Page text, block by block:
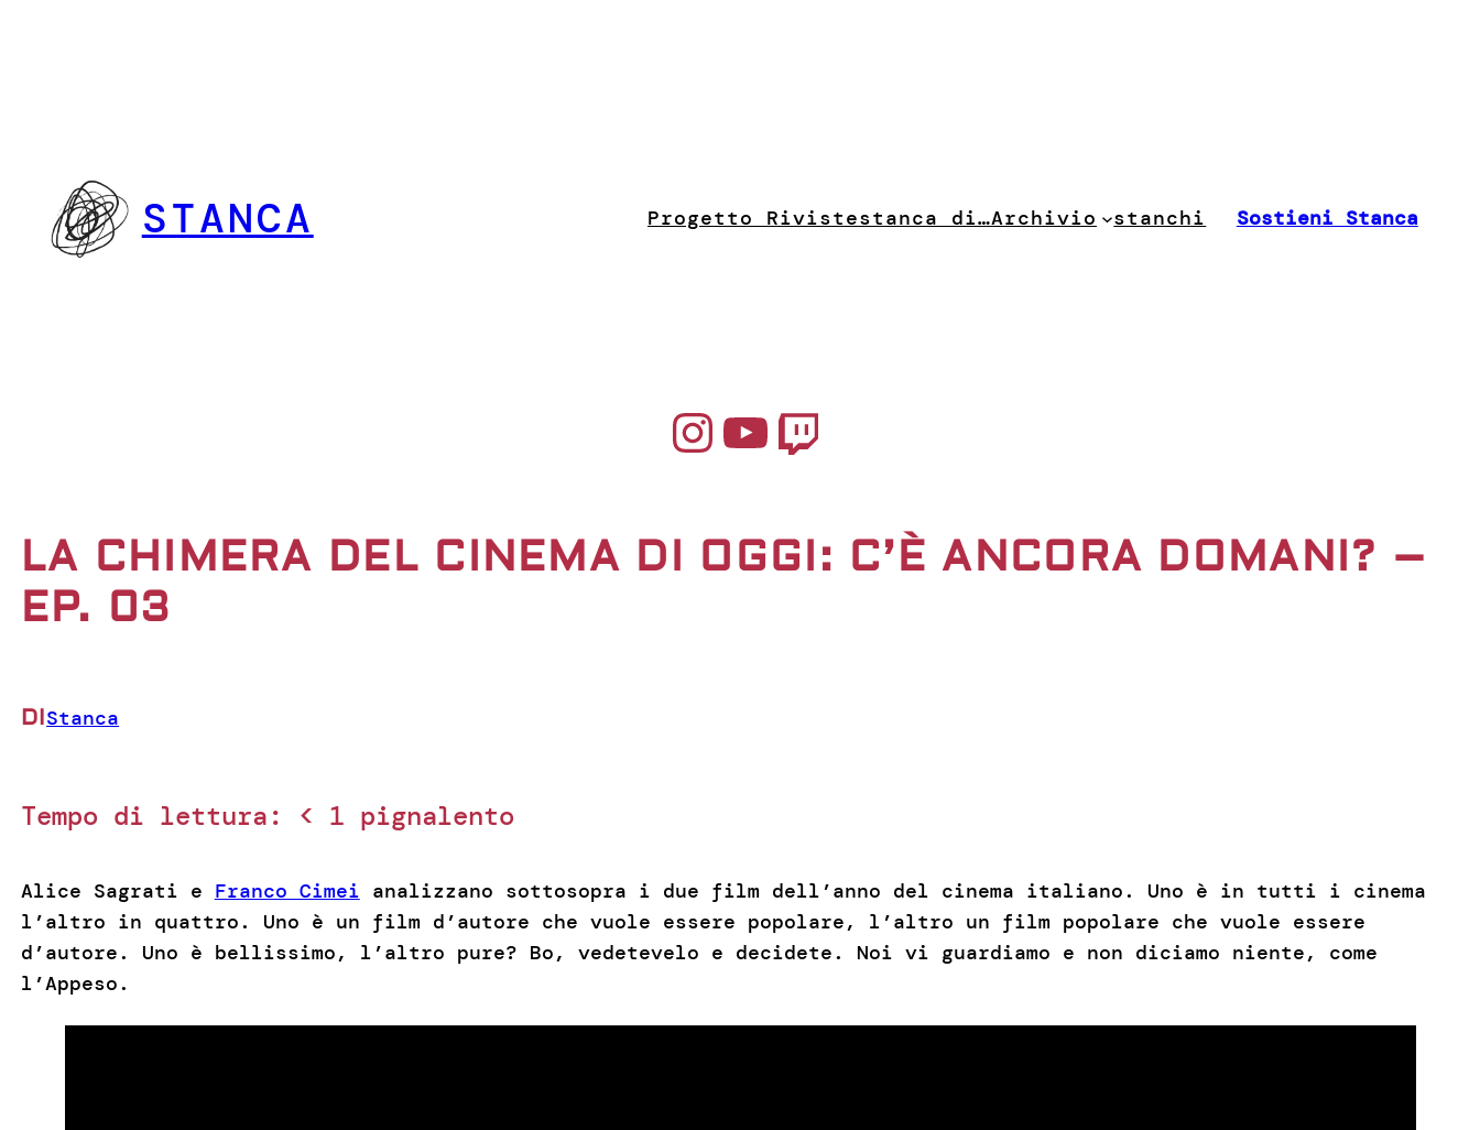
STANCA Progetto Rivistestanca di…Archivio stanchi Sostieni Stanca
Instagram YouTube Twitch
LA CHIMERA DEL CINEMA DI OGGI: C’È ANCORA DOMANI? –
EP. 03
DIStanca
Tempo di lettura: < 1 pignalento
Alice Sagrati e Franco Cimei analizzano sottosopra i due film dell’anno del cinema italiano. Uno è in tutti i cinema
l’altro in quattro. Uno è un film d’autore che vuole essere popolare, l’altro un film popolare che vuole essere
d’autore. Uno è bellissimo, l’altro pure? Bo, vedetevelo e decidete. Noi vi guardiamo e non diciamo niente, come
l’Appeso.